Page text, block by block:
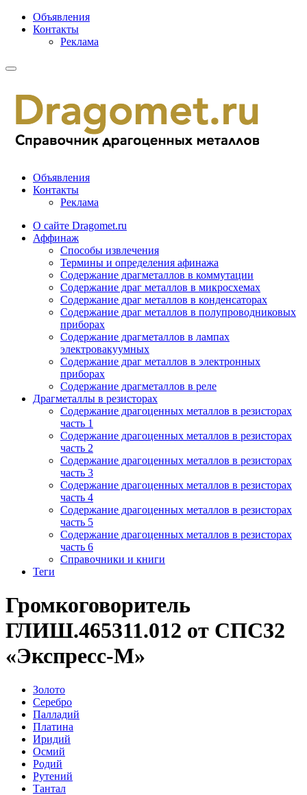
Объявления
Контакты
Реклама
Объявления
Контакты
Реклама
О сайте Dragomet.ru
Аффинаж
Способы извлечения
Термины и определения афинажа
Содержание драгметаллов в коммутации
Содержание драг металлов в микросхемах
Содержание драг металлов в конденсаторах
Содержание драг металлов в полупроводниковых
приборах
Содержание драгметаллов в лампах
электровакуумных
Содержание драг металлов в электронных
приборах
Содержание драгметаллов в реле
Драгметаллы в резисторах
Содержание драгоценных металлов в резисторах
часть 1
Содержание драгоценных металлов в резисторах
часть 2
Содержание драгоценных металлов в резисторах
часть 3
Содержание драгоценных металлов в резисторах
часть 4
Содержание драгоценных металлов в резисторах
часть 5
Содержание драгоценных металлов в резисторах
часть 6
Справочники и книги
Теги
Громкоговоритель
ГЛИШ.465311.012 от СПС32
«Экспресс-М»
Золото
Серебро
Палладий
Платина
Иридий
Осмий
Родий
Рутений
Тантал